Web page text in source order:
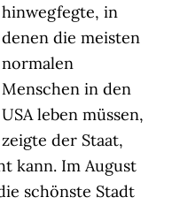
hinwegfegte, in
denen die meisten
normalen
Menschen in den
USA leben müssen,
zeigte der Staat,
kann. Im August
schönste Stadt